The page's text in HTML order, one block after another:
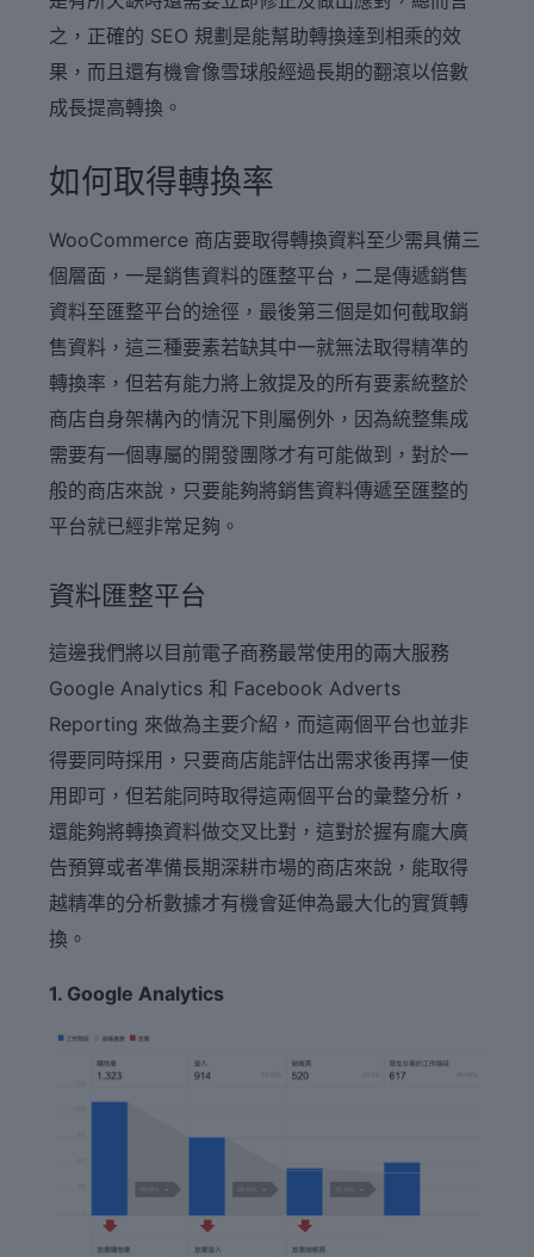
之，正確的 SEO 規劃是能幫助轉換達到相乘的效
果，而且還有機會像雪球般經過長期的翻滾以倍數
成長提高轉換。
如何取得轉換率
WooCommerce 商店要取得轉換資料至少需具備三
個層面，一是銷售資料的匯整平台，二是傳遞銷售
資料至匯整平台的途徑，最後第三個是如何截取銷
售資料，這三種要素若缺其中一就無法取得精凖的
轉換率，但若有能力將上敘提及的所有要素統整於
商店自身架構內的情況下則屬例外，因為統整集成
需要有一個專屬的開發團隊才有可能做到，對於一
般的商店來說，只要能夠將銷售資料傳遞至匯整的
平台就已經非常足夠。
資料匯整平台
這邊我們將以目前電子商務最常使用的兩大服務
Google Analytics 和 Facebook Adverts
Reporting 來做為主要介紹，而這兩個平台也並非
得要同時採用，只要商店能評估出需求後再擇一使
用即可，但若能同時取得這兩個平台的彙整分析，
還能夠將轉換資料做交叉比對，這對於握有龐大廣
告預算或者凖備長期深耕市場的商店來說，能取得
越精凖的分析數據才有機會延伸為最大化的實質轉
換。
1. Google Analytics